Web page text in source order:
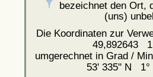
bezeichnet den Ort,
(uns)
Die Koordinaten zur
49,892643
umgerechnet in Grad /
53' 335'' N 1°